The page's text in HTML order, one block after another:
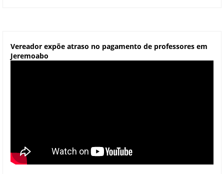
Vereador expõe atraso no pagamento de professores em
Jeremoabo